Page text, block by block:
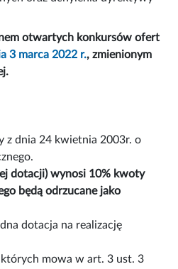
otwartych konkursów ofert
3 marca 2022 r., zmienionym
z dnia 24 kwietnia 2003r. o
dotacji) wynosi 10% kwoty
będą odrzucane jako
dotacja na realizację
mowa w art. 3 ust. 3